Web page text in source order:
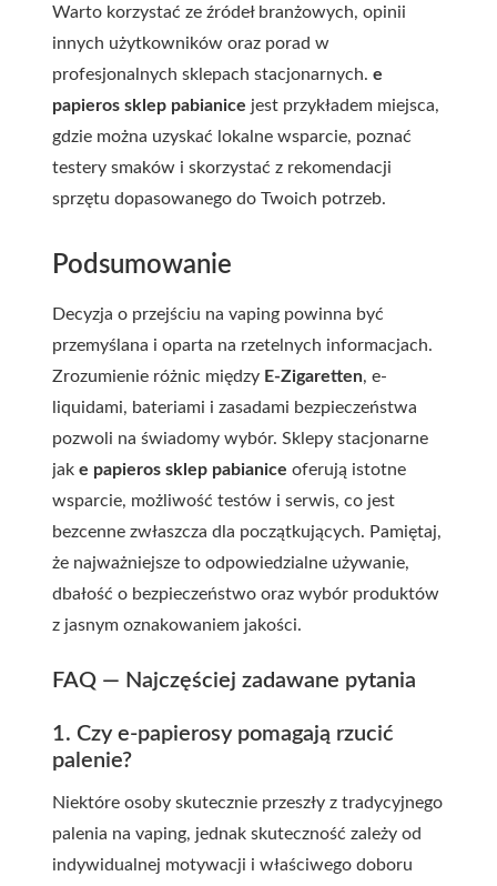
Warto korzystać ze źródeł branżowych, opinii
innych użytkowników oraz porad w
profesjonalnych sklepach stacjonarnych. e
papieros sklep pabianice jest przykładem miejsca,
gdzie można uzyskać lokalne wsparcie, poznać
testery smaków i skorzystać z rekomendacji
sprzętu dopasowanego do Twoich potrzeb.
Podsumowanie
Decyzja o przejściu na vaping powinna być
przemyślana i oparta na rzetelnych informacjach.
Zrozumienie różnic między E-Zigaretten, e-
liquidami, bateriami i zasadami bezpieczeństwa
pozwoli na świadomy wybór. Sklepy stacjonarne
jak e papieros sklep pabianice oferują istotne
wsparcie, możliwość testów i serwis, co jest
bezcenne zwłaszcza dla początkujących. Pamiętaj,
że najważniejsze to odpowiedzialne używanie,
dbałość o bezpieczeństwo oraz wybór produktów
z jasnym oznakowaniem jakości.
FAQ — Najczęściej zadawane pytania
1. Czy e-papierosy pomagają rzucić
palenie?
Niektóre osoby skutecznie przeszły z tradycyjnego
palenia na vaping, jednak skuteczność zależy od
indywidualnej motywacji i właściwego doboru